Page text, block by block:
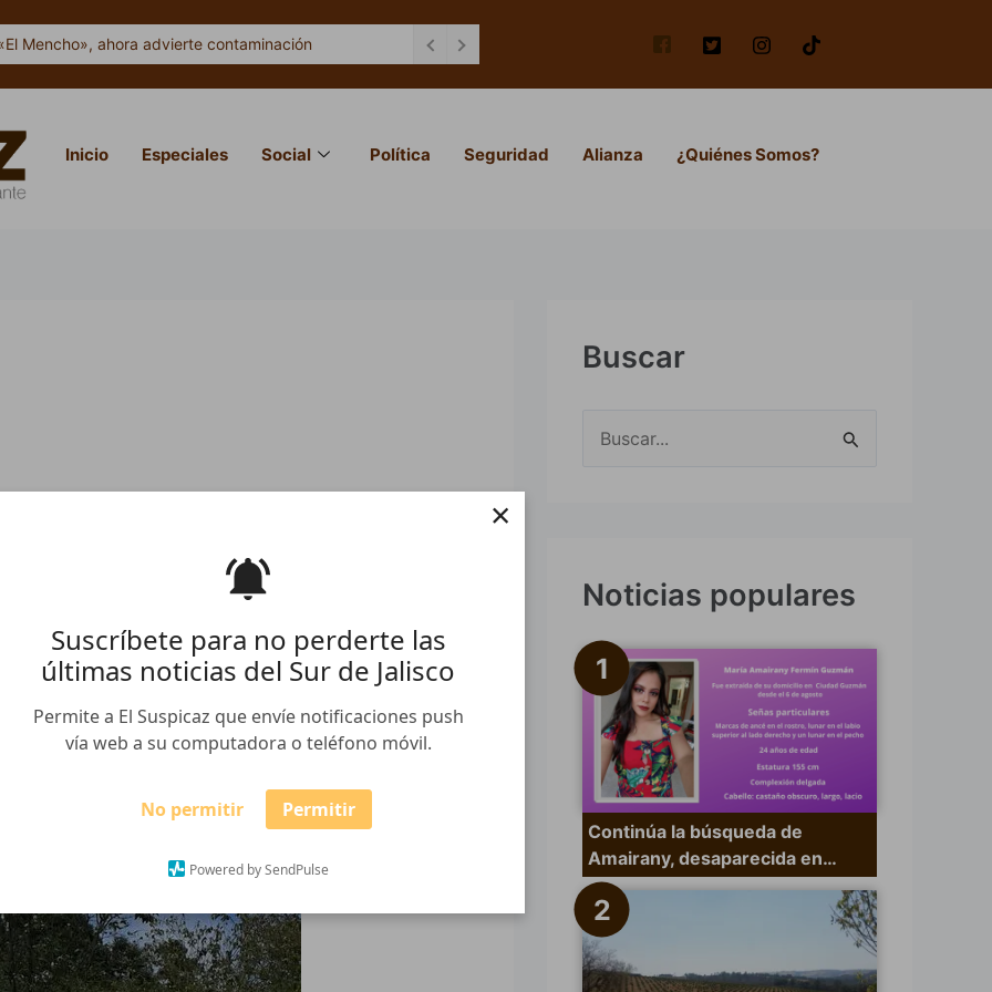
Suscríbete para no perderte las
últimas noticias del Sur de Jalisco
Permite a El Suspicaz que envíe notificaciones push
vía web a su computadora o teléfono móvil.
No permitir Permitir
Powered by SendPulse
×
Mencho», ahora advierte contaminación
Inicio Especiales Social Política Seguridad Alianza ¿Quiénes Somos?
Buscar
a
p
o
Noticias populares
Continúa la búsqueda de
Amairany, desaparecida en…